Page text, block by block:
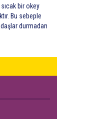
bir okey
Bu sebeple
durmadan